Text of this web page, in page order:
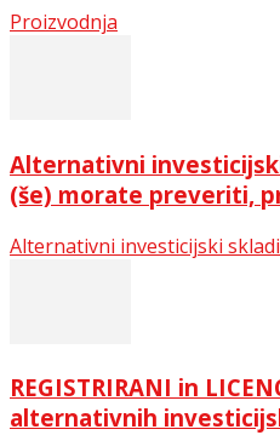
Proizvodnja
Alternativni
(še) morate preveriti,
Alternativni investicijski skladi
REGISTRIRANI in
alternativnih